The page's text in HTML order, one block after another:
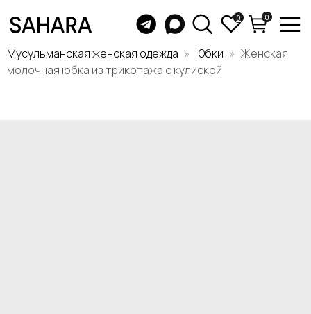
Мусульманская женская одежда Юбки
Женская
молочная юбка из трикотажа с кулиской